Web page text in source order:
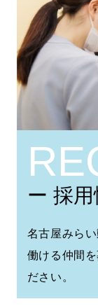
ー 採用
名古屋みら
働ける仲間
ださい。